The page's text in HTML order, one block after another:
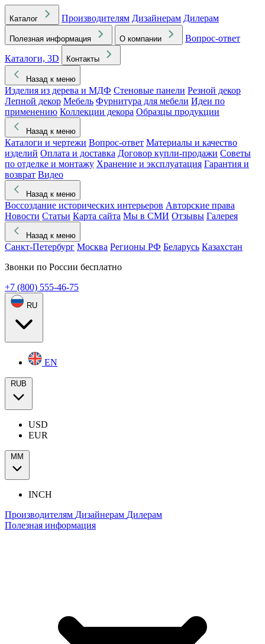
Каталог Производителям Дизайнерам Дилерам
Полезная информация О компании
Вопрос-ответ
Каталоги, 3D
Контакты
Назад к меню
Изделия из дерева и МДФ Стеновые панели Резной декор
Лепной декор Мебель Фурнитура для мебели Идеи по
применению Коллекции декора Образцы продукции
Назад к меню
Каталоги и чертежи Вопрос-ответ Материалы и качество
изделий Оплата и доставка Договор купли-продажи Советы
по отделке и монтажу Хранение и эксплуатация Гарантия и
возврат Видео
Назад к меню
Воссоздание исторических интерьеров Авторские права
Новости Статьи Карта сайта Мы в СМИ Отзывы Галерея
Назад к меню
Санкт-Петербург Москва Регионы РФ Беларусь Казахстан
Звонки по России бесплатно
+7 (800) 555-46-75
RU
EN
RUB
USD
EUR
ММ
INCH
Производителям Дизайнерам Дилерам
Полезная информация